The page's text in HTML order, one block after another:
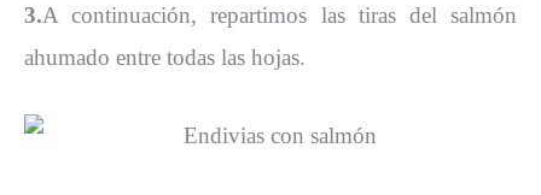
3.A continuación, repartimos las tiras del salmón
ahumado entre todas las hojas.